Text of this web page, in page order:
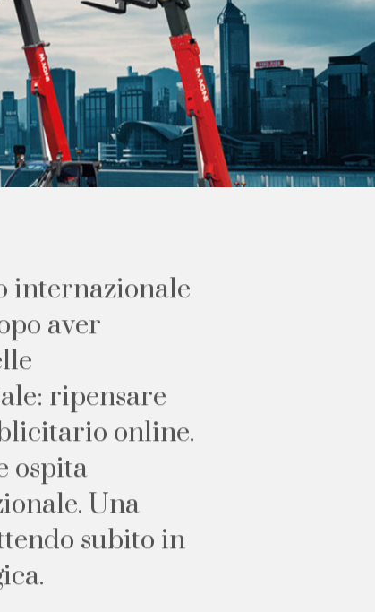
internazionale
po aver
lle
ale: ripensare
licitario online.
ospita
ionale. Una
tendo subito in
ica.